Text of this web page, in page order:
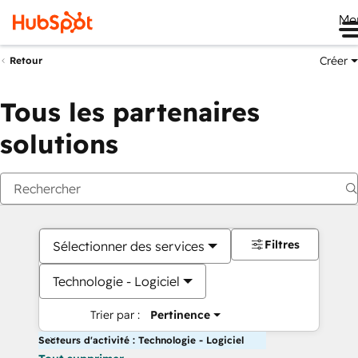
Retour Créer
Tous les partenaires
solutions
Sélectionner des services
Technologie - Logiciel
Trier par : Pertinence
Filtres
Secteurs d'activité : Technologie - Logiciel